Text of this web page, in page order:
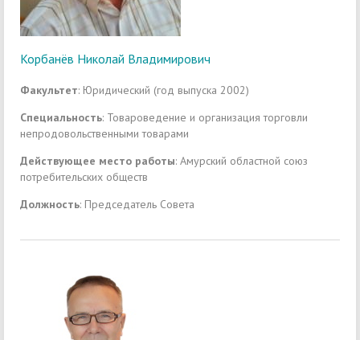
Корбанёв Николай Владимирович
Факультет: Юридический (год выпуска 2002)
Специальность: Товароведение и организация торговли
непродовольственными товарами
Действующее место работы: Амурский областной союз
потребительских обществ
Должность: Председатель Совета